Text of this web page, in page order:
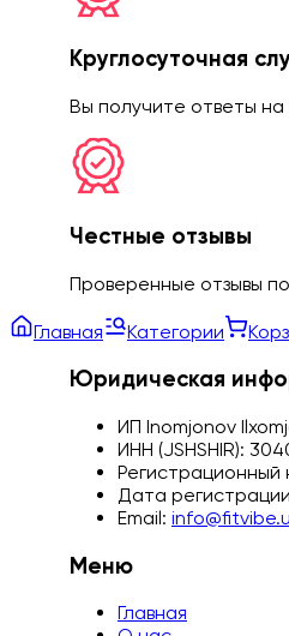
Круглосуточная
Вы получите ответы на
Честные отзывы
Проверенные отзывы
Главная Категории
Юридическая
ИП Inomjonov
ИНН (JSHSHIR):
Регистрационный
Дата
Email:
Меню
Главная